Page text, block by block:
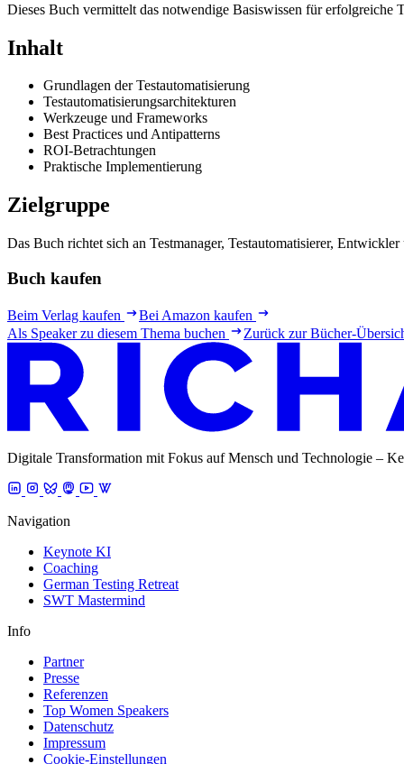
Dieses Buch vermittelt das notwendige Basiswissen für erfolgreiche
Inhalt
Grundlagen der Testautomatisierung
Testautomatisierungsarchitekturen
Werkzeuge und Frameworks
Best Practices und Antipatterns
ROI-Betrachtungen
Praktische Implementierung
Zielgruppe
Das Buch richtet sich an Testmanager, Testautomatisierer,
Buch kaufen
Beim Verlag kaufen
Bei Amazon kaufen
Als Speaker zu diesem Thema buchen
Zurück zur Bücher-
Digitale Transformation mit Fokus auf Mensch und Technologie –
Navigation
Keynote KI
Coaching
German Testing Retreat
SWT Mastermind
Info
Partner
Presse
Referenzen
Top Women Speakers
Datenschutz
Impressum
Cookie-Einstellungen